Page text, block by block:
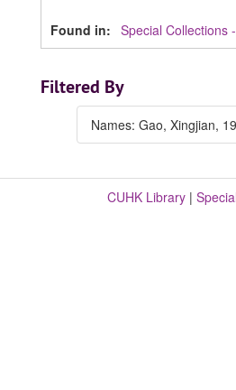
Found in: Special Collections
Filtered By
Names: Gao, Xingjian,
CUHK Library |